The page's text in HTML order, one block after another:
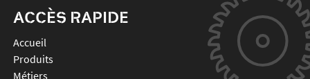
ACCÈS RAPIDE
Accueil
Produits
Métiers